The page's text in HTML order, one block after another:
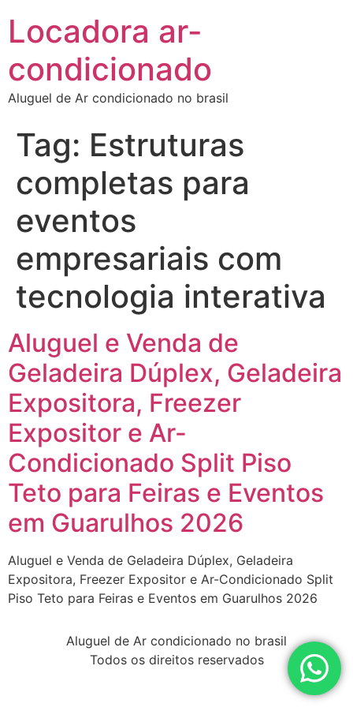
Locadora ar-
condicionado
Aluguel de Ar condicionado no brasil
Tag: Estruturas
completas para
eventos
empresariais com
tecnologia interativa
Aluguel e Venda de
Geladeira Dúplex, Geladeira
Expositora, Freezer
Expositor e Ar-
Condicionado Split Piso
Teto para Feiras e Eventos
em Guarulhos 2026
Aluguel e Venda de Geladeira Dúplex, Geladeira
Expositora, Freezer Expositor e Ar-Condicionado Split
Piso Teto para Feiras e Eventos em Guarulhos 2026
Aluguel de Ar condicionado no brasil
Todos os direitos reservados